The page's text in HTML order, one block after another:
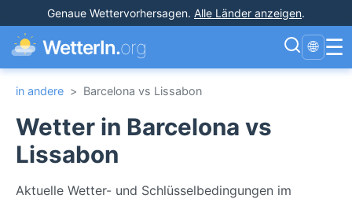
Genaue Wettervorhersagen. Alle Länder anzeigen.
WetterIn.org 🌐 ☰
in andere > Barcelona vs Lissabon
Wetter in Barcelona vs
Lissabon
Aktuelle Wetter- und Schlüsselbedingungen im